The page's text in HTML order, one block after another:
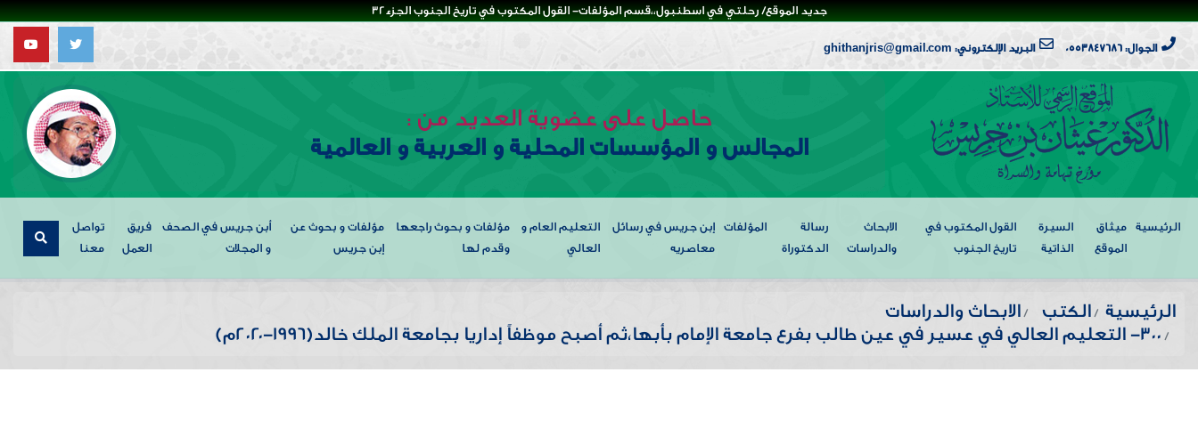
جديد الموقع/ رحلتي في اسطنبول،،قسم المؤلفات- القول المكتوب في تاريخ الجنوب الجزء32
الجوال: 0553847686 البريد الإلكتروني: ghithanjris@gmail.com
حاصل على عضوية العديد من :
المجالس و المؤسسات المحلية و العربية و العالمية
الرئيسية
ميثاق
الموقع
السيرة
الذاتية
القول المكتوب في
تاريخ الجنوب
الابحاث
والدراسات
رسالة
الدكتوراة
المؤلفات
إبن جريس في رسائل
معاصريه
التعليم العام و
العالي
مؤلفات و بحوث راجعها
وقدم لها
مؤلفات و بحوث عن
إبن جريس
أبن جريس في الصحف
و المجلات
فريق
العمل
تواصل
معنا
الرئيسية الكتب
الابحاث والدراسات
300- التعليم العالي في عسير في عين طالب بفرع جامعة الإمام بأبها،ثم أصبح موظفاً إداريا بجامعة الملك خالد(١٩٩٦-٢٠٢٠م)